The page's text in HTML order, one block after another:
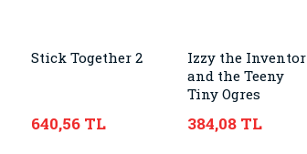
Stick Together 2
640,56 TL
Izzy the Inventor
and the Teeny
Tiny Ogres
384,08 TL